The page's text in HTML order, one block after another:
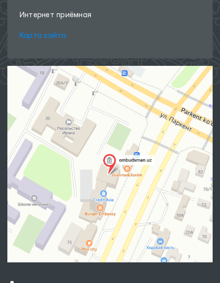
Интернет приёмная
Карта сайта